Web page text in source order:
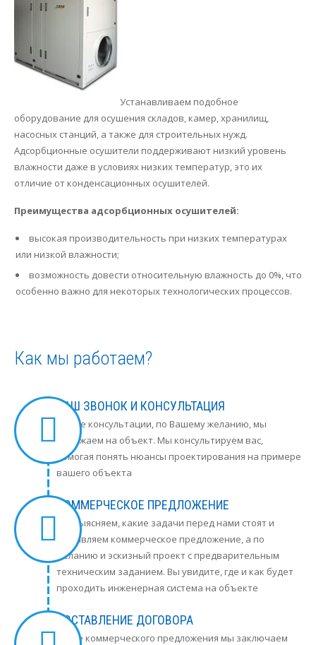
Устанавливаем подобное
оборудование для осушения складов, камер, хранилищ,
насосных станций, а также для строительных нужд.
Адсорбционные осушители поддерживают низкий уровень
влажности даже в условиях низких температур, это их
отличие от конденсационных осушителей.
Преимущества адсорбционных осушителей:
высокая производительность при низких температурах
или низкой влажности;
возможность довести относительную влажность до 0%, что
особенно важно для некоторых технологических процессов.
Как мы работаем?
ВАШ ЗВОНОК И КОНСУЛЬТАЦИЯ
В ходе консультации, по Вашему желанию, мы
выезжаем на объект. Мы консультируем вас,
помогая понять нюансы проектирования на примере
вашего объекта
КОММЕРЧЕСКОЕ ПРЕДЛОЖЕНИЕ
Мы выясняем, какие задачи перед нами стоят и
составляем коммерческое предложение, а по
желанию и эскизный проект с предварительным
техническим заданием. Вы увидите, где и как будет
проходить инженерная система на объекте
СОСТАВЛЕНИЕ ДОГОВОРА
После коммерческого предложения мы заключаем